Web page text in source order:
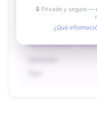
Región
Información del
🔒 Privado y seguro —
¿Qué